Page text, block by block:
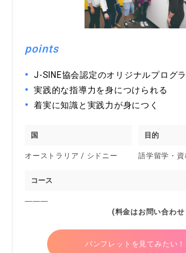
points
J-SINE協会認定のオリジナルプログ
実践的な指導力を身につけられる
着実に知識と実践力が身につく
国
オーストラリア / シドニー
目的
語学留学・資
コース
―――
(料金はお問い合わせ
パンフレットを見てみたい！